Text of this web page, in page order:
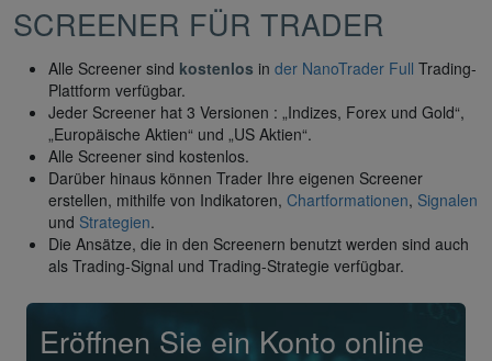
SCREENER FÜR TRADER
Alle Screener sind kostenlos in der NanoTrader Full Trading-
Plattform verfügbar.
Jeder Screener hat 3 Versionen : „Indizes, Forex und Gold“,
„Europäische Aktien“ und „US Aktien“.
Alle Screener sind kostenlos.
Darüber hinaus können Trader Ihre eigenen Screener
erstellen, mithilfe von Indikatoren, Chartformationen, Signalen
und Strategien.
Die Ansätze, die in den Screenern benutzt werden sind auch
als Trading-Signal und Trading-Strategie verfügbar.
Eröffnen Sie ein Konto online